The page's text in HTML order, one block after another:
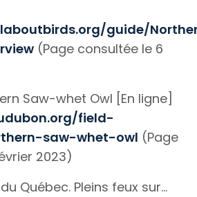
guide/
(Page consultée le 6
Saw-whet Owl [En ligne]
field-
saw-whet-owl (Page
2023)
Québec. Pleins feux sur…